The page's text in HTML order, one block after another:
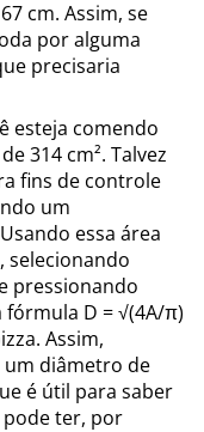
cm. Assim, se
por alguma
precisaria
esteja comendo
314 cm². Talvez
fins de controle
um
essa área
selecionando
pressionando
D = √(4A/π)
Assim,
um diâmetro de
é útil para saber
pode ter, por